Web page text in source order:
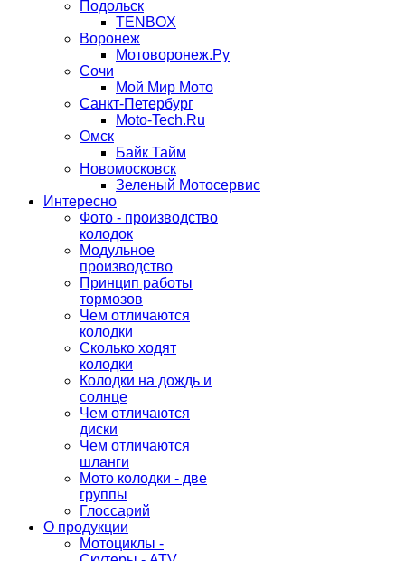
Подольск
TENBOX
Воронеж
Мотоворонеж.Ру
Сочи
Мой Мир Мото
Санкт-Петербург
Moto-Tech.Ru
Омск
Байк Тайм
Новомосковск
Зеленый Мотосервис
Интересно
Фото - производство
колодок
Модульное
производство
Принцип работы
тормозов
Чем отличаются
колодки
Сколько ходят
колодки
Колодки на дождь и
солнце
Чем отличаются
диски
Чем отличаются
шланги
Мото колодки - две
группы
Глоссарий
О продукции
Мотоциклы -